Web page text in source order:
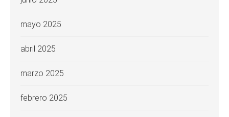
mayo 2025
abril 2025
marzo 2025
febrero 2025